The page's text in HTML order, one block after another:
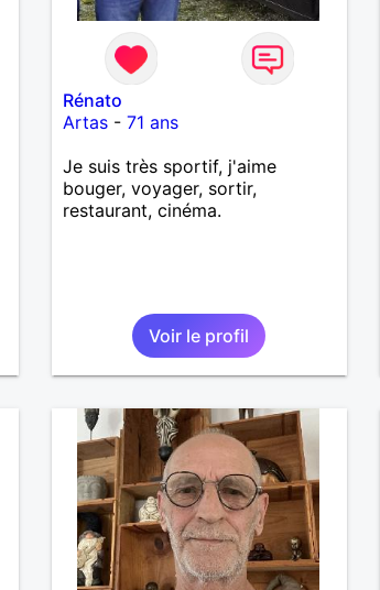
Rénato
Artas- 71 ans
Je suis très sportif, j'aime
bouger, voyager, sortir,
restaurant, cinéma.
Voir le profil